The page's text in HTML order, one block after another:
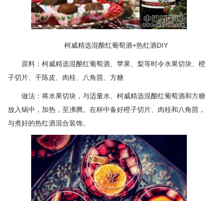
柯威精选混酿红葡萄酒+热红酒DIY
原料：柯威精选混酿红葡萄酒、苹果、梨等时令水果切块、橙
子切片、干陈皮、肉桂、八角茴、方糖
做法：将水果切块，与适量水、柯威精选混酿红葡萄酒和方糖
放入锅中，加热，至沸腾。在杯中备好橙子切片、肉桂和八角茴，
与煮好的热红酒混合装饰。